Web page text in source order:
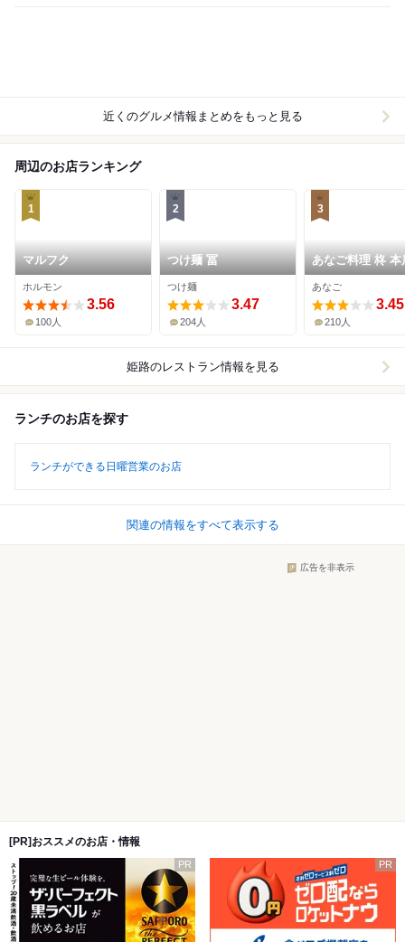
近くのグルメ情報まとめをもっと見る
周辺のお店ランキング
1
マルフク
ホルモン
3.56
100人
2
つけ麺 冨
つけ麺
3.47
204人
3
あなご料理 柊 本
あなご
3.45
210人
姫路のレストラン情報を見る
ランチのお店を探す
ランチができる日曜営業のお店
関連の情報をすべて表示する
広告を非表示
[PR]おススメのお店・情報
PR PR